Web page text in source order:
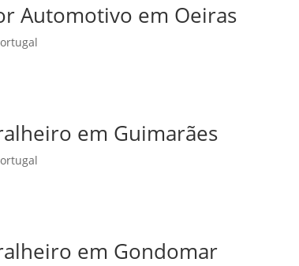
Automotivo em Oeiras
em Guimarães
em Gondomar